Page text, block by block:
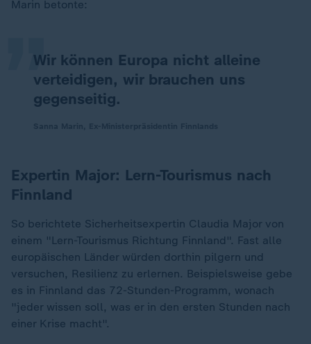
Marin betonte:
Wir können Europa nicht alleine
verteidigen, wir brauchen uns
gegenseitig.
Expertin Major: Lern-Tourismus nach
Finnland
So berichtete Sicherheitsexpertin Claudia Major von
einem "Lern-Tourismus Richtung Finnland". Fast alle
europäischen Länder würden dorthin pilgern und
versuchen, Resilienz zu erlernen. Beispielsweise gebe
es in Finnland das 72-Stunden-Programm, wonach
"jeder wissen soll, was er in den ersten Stunden nach
einer Krise macht".